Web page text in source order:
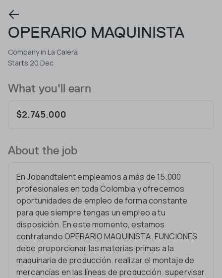
OPERARIO MAQUINISTA
Company in La Calera
Starts 20 Dec
What you'll earn
$2.745.000
About the job
En Jobandtalent empleamos a más de 15.000
profesionales en toda Colombia y ofrecemos
oportunidades de empleo de forma constante
para que siempre tengas un empleo a tu
disposición. En este momento, estamos
contratando OPERARIO MAQUINISTA. FUNCIONES
debe proporcionar las materias primas a la
maquinaria de producción. realizar el montaje de
mercancías en las líneas de producción. supervisar